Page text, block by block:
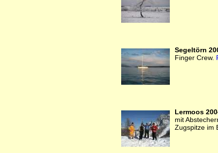
Segeltörn
Finger Crew.
Lermoos
mit
Zugspitze im